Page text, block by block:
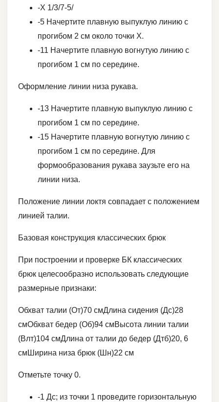
-Х 1/3/7-5/
-5 Начертите плавную выпуклую линию с
прогибом 2 см около точки Х.
-11 Начертите плавную вогнутую линию с
прогибом 1 см по середине.
Оформление линии низа рукава.
-13 Начертите плавную выпуклую линию с
прогибом 1 см по середине.
-15 Начертите плавную вогнутую линию с
прогибом 1 см по середине. Для
формообразования рукава заузьте его на
линии низа.
Положение линии локтя совпадает с положением
линией талии.
Базовая конструкция классических брюк
При построении и проверке БК классических
брюк целесообразно использовать следующие
размерные признаки:
Обхват талии (От)70 смДлина сидения (Дс)28
смОбхват бедер (Об)94 смВысота линии талии
(Влт)104 смДлина от талии до бедер (Дтб)20, 6
смШирина низа брюк (Шн)22 см
Отметьте точку 0.
-1 Дс; из точки 1 проведите горизонтальную